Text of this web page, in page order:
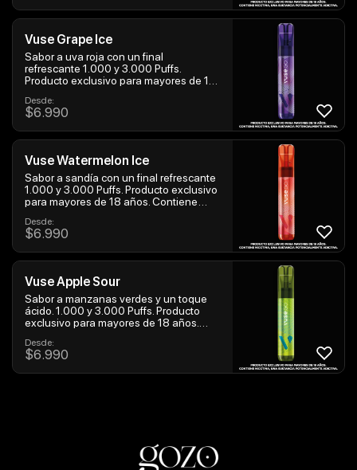
Vuse Grape Ice
Sabor a uva roja con un final
refrescante 1.000 y 3.000 Puffs.
Producto exclusivo para mayores de 18
potencialmente adictiva.
Desde:
$6.990
Vuse Watermelon Ice
Sabor a sandía con un final refrescante
1.000 y 3.000 Puffs. Producto exclusivo
para mayores de 18 años. Contiene
adictiva.
Desde:
$6.990
Vuse Apple Sour
Sabor a manzanas verdes y un toque
ácido. 1.000 y 3.000 Puffs. Producto
exclusivo para mayores de 18 años.
potencialmente adictiva.
Desde:
$6.990